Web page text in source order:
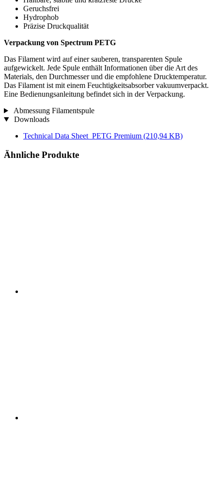
Geruchsfrei
Hydrophob
Präzise Druckqualität
Verpackung von Spectrum PETG
Das Filament wird auf einer sauberen, transparenten Spule
aufgewickelt. Jede Spule enthält Informationen über die Art des
Materials, den Durchmesser und die empfohlene Drucktemperatur.
Das Filament ist mit einem Feuchtigkeitsabsorber vakuumverpackt.
Eine Bedienungsanleitung befindet sich in der Verpackung.
Abmessung Filamentspule
Downloads
Technical Data Sheet_PETG Premium (210,94 KB)
Ähnliche Produkte